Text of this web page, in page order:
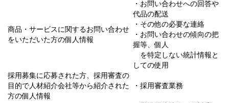
商品・サービスに関するお問い合わせ
をいただいた方の個人情報
・お問い合わせへの回答や
代品の配送
・その他の必要な連絡
・お問い合わせの傾向の把
握等、個人
を特定しない統計情報と
しての使用
採用募集に応募された方、採用審査の
目的で人材紹介会社等から紹介された
方の個人情報
・採用審査業務